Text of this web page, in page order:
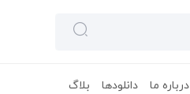
درباره ما دانلودها بلاگ